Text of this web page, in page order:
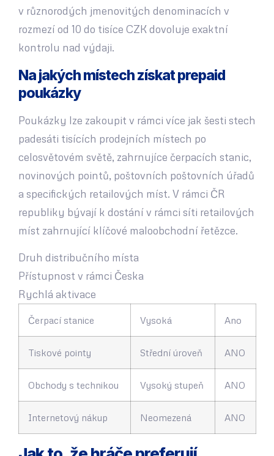
v různorodých jmenovitých denominacích v
rozmezí od 10 do tisíce CZK dovoluje exaktní
kontrolu nad výdaji.
Na jakých místech získat prepaid
poukázky
Poukázky lze zakoupit v rámci více jak šesti stech
padesáti tisících prodejních místech po
celosvětovém světě, zahrnujíce čerpacích stanic,
novinových pointů, poštovních poštovních úřadů
a specifických retailových míst. V rámci ČR
republiky bývají k dostání v rámci síti retailových
míst zahrnující klíčové maloobchodní řetězce.
Druh distribučního místa
Přístupnost v rámci Česka
Rychlá aktivace
Čerpací stanice Vysoká Ano
Tiskové pointy Střední úroveň ANO
Obchody s technikou Vysoký stupeň ANO
Internetový nákup Neomezená ANO